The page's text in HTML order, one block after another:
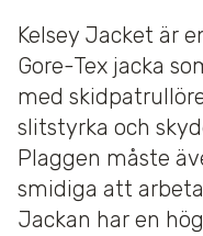
Kelsey Jacket är
Gore-Tex jacka
med
slitstyrka och
Plaggen måste
smidiga att
Jackan har en